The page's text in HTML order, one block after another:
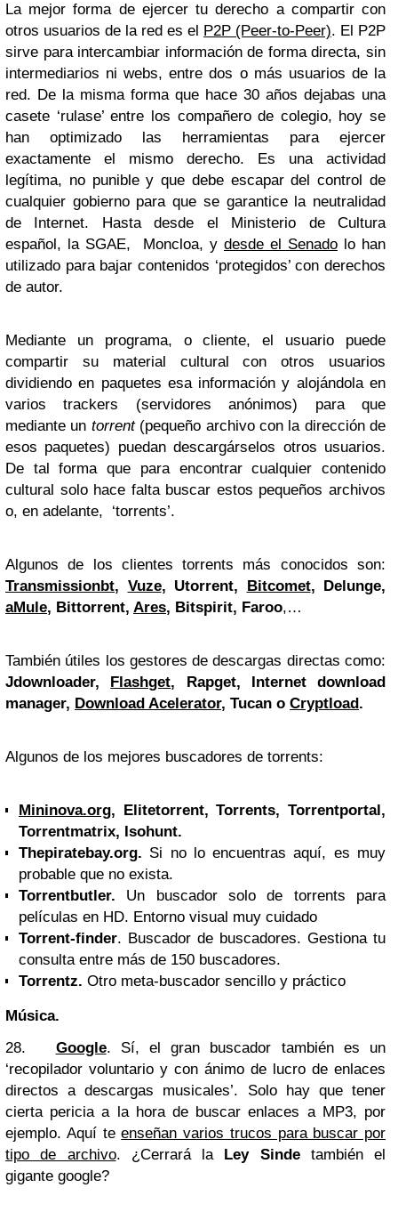
La mejor forma de ejercer tu derecho a compartir con
otros usuarios de la red es el P2P (Peer-to-Peer). El P2P
sirve para intercambiar información de forma directa, sin
intermediarios ni webs, entre dos o más usuarios de la
red. De la misma forma que hace 30 años dejabas una
casete ‘rulase’ entre los compañero de colegio, hoy se
han optimizado las herramientas para ejercer
exactamente el mismo derecho. Es una actividad
legítima, no punible y que debe escapar del control de
cualquier gobierno para que se garantice la neutralidad
de Internet. Hasta desde el Ministerio de Cultura
español, la SGAE, Moncloa, y desde el Senado lo han
utilizado para bajar contenidos ‘protegidos’ con derechos
de autor.
Mediante un programa, o cliente, el usuario puede
compartir su material cultural con otros usuarios
dividiendo en paquetes esa información y alojándola en
varios trackers (servidores anónimos) para que
mediante un torrent(pequeño archivo con la dirección de
esos paquetes) puedan descargárselos otros usuarios.
De tal forma que para encontrar cualquier contenido
cultural solo hace falta buscar estos pequeños archivos
o, en adelante, ‘torrents’.
Algunos de los clientes torrents más conocidos son:
Transmissionbt, Vuze, Utorrent, Bitcomet, Delunge,
aMule, Bittorrent, Ares, Bitspirit, Faroo,…
También útiles los gestores de descargas directas como:
Jdownloader, Flashget, Rapget, Internet download
manager, Download Acelerator, Tucan o Cryptload.
Algunos de los mejores buscadores de torrents:
Mininova.org, Elitetorrent, Torrents, Torrentportal,
Torrentmatrix, Isohunt.
Thepiratebay.org. Si no lo encuentras aquí, es muy
probable que no exista.
Torrentbutler. Un buscador solo de torrents para
películas en HD. Entorno visual muy cuidado
Torrent-finder. Buscador de buscadores. Gestiona tu
consulta entre más de 150 buscadores.
Torrentz. Otro meta-buscador sencillo y práctico
Música.
28. Google. Sí, el gran buscador también es un
‘recopilador voluntario y con ánimo de lucro de enlaces
directos a descargas musicales’. Solo hay que tener
cierta pericia a la hora de buscar enlaces a MP3, por
ejemplo. Aquí teenseñan varios trucos para buscar por
tipo de archivo. ¿Cerrará la Ley Sindetambién el
gigante google?